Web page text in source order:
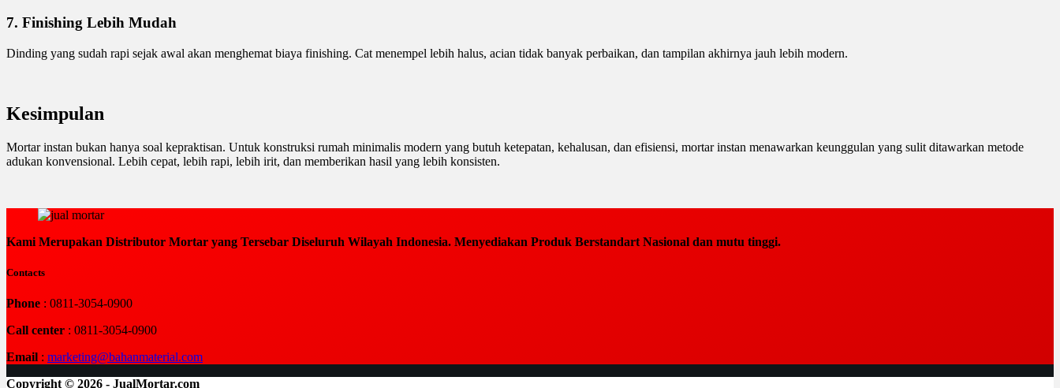
7. Finishing Lebih Mudah
Dinding yang sudah rapi sejak awal akan menghemat biaya finishing. Cat menempel lebih halus, acian tidak banyak perbaikan, dan tampilan akhirnya jauh lebih modern.
Kesimpulan
Mortar instan bukan hanya soal kepraktisan. Untuk konstruksi rumah minimalis modern yang butuh ketepatan, kehalusan, dan efisiensi, mortar instan menawarkan keunggulan yang sulit ditawarkan metode
adukan konvensional. Lebih cepat, lebih rapi, lebih irit, dan memberikan hasil yang lebih konsisten.
Kami Merupakan Distributor Mortar yang Tersebar Diseluruh Wilayah Indonesia. Menyediakan Produk Berstandart Nasional dan mutu tinggi.
Contacts
Phone : 0811-3054-0900
Call center : 0811-3054-0900
Email : marketing@bahanmaterial.com
Copyright © 2026 - JualMortar.com